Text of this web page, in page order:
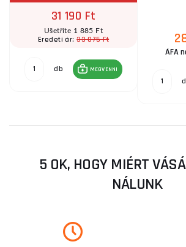
31 190 Ft
Ušetříte 1 885 Ft
Eredeti ár:33 075 Ft
db MEGVENNI
ÁFA
5 OK, HOGY MIÉRT
NÁLUNK